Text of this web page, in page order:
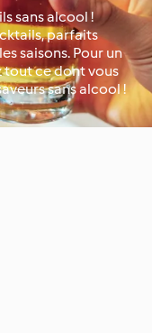
sans alcool !
parfaits
saisons. Pour un
tout ce dont vous
sans alcool !